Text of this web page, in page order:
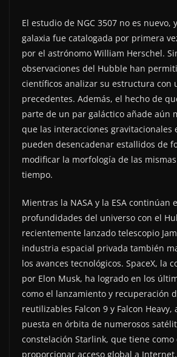
El estudio de NGC 3507 no es nuevo,
galaxia fue catalogada por primera
por el astrónomo William Herschel.
observaciones del Hubble han
científicos analizar su estructura con
precedentes. Además, el hecho de
parte de un par galáctico añade aún
que las interacciones gravitacionales
pueden desencadenar estallidos de
modificar la morfología de las
tiempo.
Mientras la NASA y la ESA continúan
profundidades del universo con el
recientemente lanzado telescopio
industria espacial privada también
los avances tecnológicos. SpaceX, la
por Elon Musk, ha logrado en los
como el lanzamiento y recuperación
reutilizables Falcon 9 y Falcon Heavy,
puesta en órbita de numerosos
constelación Starlink, que tiene como
proporcionar acceso global a